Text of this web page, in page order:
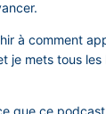
à comment
je mets tous